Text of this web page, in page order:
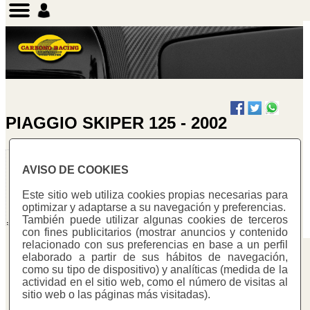
AVISO DE COOKIES
Este sitio web utiliza cookies propias necesarias para
optimizar y adaptarse a su navegación y preferencias.
También puede utilizar algunas cookies de terceros
con fines publicitarios (mostrar anuncios y contenido
relacionado con sus preferencias en base a un perfil
elaborado a partir de sus hábitos de navegación,
como su tipo de dispositivo) y analíticas (medida de la
actividad en el sitio web, como el número de visitas al
sitio web o las páginas más visitadas).
PIAGGIO SKIPER 125 - 2002
Ciclomotor
Warning
Undefined array
key "cotitzacio"
in
/homepages/0/d334671725/htdocs/web3/seccio.php
on line391
Warning:
Undefined
Carbono Racing
C/ Mestre Trias, 177